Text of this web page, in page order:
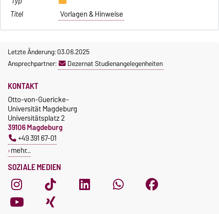
Vorlagen & Hinweise
Letzte Änderung: 03.06.2025
Ansprechpartner:
Dezernat Studienangelegenheiten
SOZIALE MEDIEN
KONTAKT
Otto-von-Guericke-
Universität Magdeburg
Universitätsplatz 2
39106 Magdeburg
+49 391 67-01
mehr…